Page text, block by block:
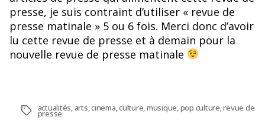
presse, je suis contraint d’utiliser « revue de
presse matinale » 5 ou 6 fois. Merci donc d’avoir
lu cette revue de presse et à demain pour la
nouvelle revue de presse matinale
Étiquettes
actualités, arts,cinema,culture,musique,pop culture,revue de
presse